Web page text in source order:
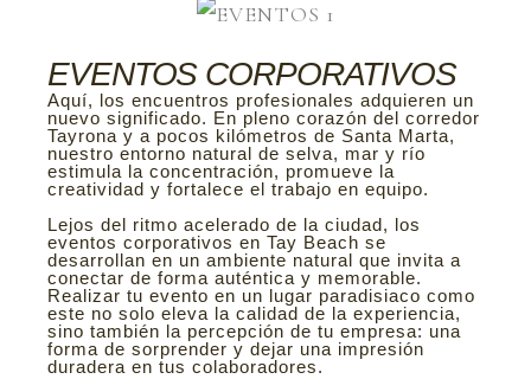
EVENTOS CORPORATIVOS
Aquí, los encuentros profesionales adquieren un
nuevo significado. En pleno corazón del corredor
Tayrona y a pocos kilómetros de Santa Marta,
nuestro entorno natural de selva, mar y río
estimula la concentración, promueve la
creatividad y fortalece el trabajo en equipo.
Lejos del ritmo acelerado de la ciudad, los
eventos corporativos en Tay Beach se
desarrollan en un ambiente natural que invita a
conectar de forma auténtica y memorable.
Realizar tu evento en un lugar paradisiaco como
este no solo eleva la calidad de la experiencia,
sino también la percepción de tu empresa: una
forma de sorprender y dejar una impresión
duradera en tus colaboradores.